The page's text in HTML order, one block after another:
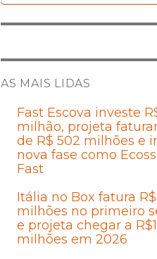
AS MAIS LIDAS
Fast Escova investe R$
milhão, projeta
de R$ 502 milhões e
nova fase como
Fast
Itália no Box fatura
milhões no primeiro
e projeta chegar a
milhões em 2026